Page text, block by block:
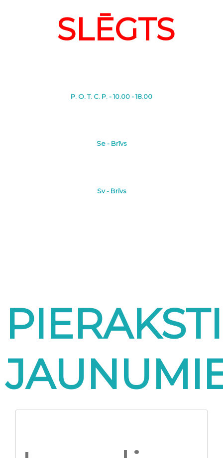
SLĒGTS
P. O. T. C. P. - 10.00 - 18.00
Se - Brīvs
Sv - Brīvs